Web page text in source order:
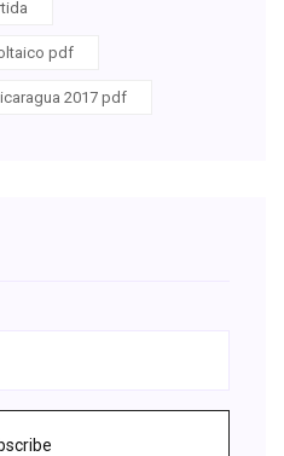
pdf
2017 pdf